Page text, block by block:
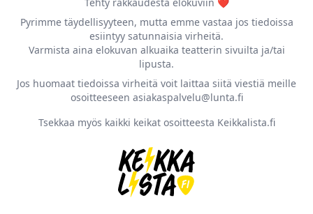
Pyrimme täydellisyyteen, mutta emme vastaa jos tiedoissa
esiintyy satunnaisia virheitä.
Varmista aina elokuvan alkuaika teatterin sivuilta ja/tai
lipusta.
Jos huomaat tiedoissa virheitä voit laittaa siitä viestiä meille
osoitteeseen asiakaspalvelu@lunta.fi
Tsekkaa myös kaikki keikat osoitteesta Keikkalista.fi